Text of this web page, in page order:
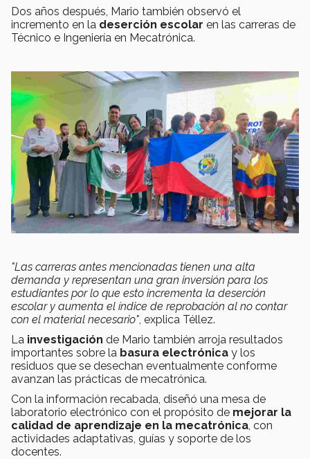
Dos años después, Mario también observó el
incremento en la deserción escolar en las carreras de
Técnico e Ingeniería en Mecatrónica.
"Las carreras antes mencionadas tienen una alta
demanda y representan una gran inversión para los
estudiantes por lo que esto incrementa la deserción
escolar y aumenta el índice de reprobación al no contar
con el material necesario" , explica Téllez.
La investigación de Mario también arroja resultados
importantes sobre la basura electrónica y los
residuos que se desechan eventualmente conforme
avanzan las prácticas de mecatrónica.
Con la información recabada, diseñó una mesa de
laboratorio electrónico con el propósito de mejorar la
calidad de aprendizaje en la mecatrónica , con
actividades adaptativas, guías y soporte de los
docentes.